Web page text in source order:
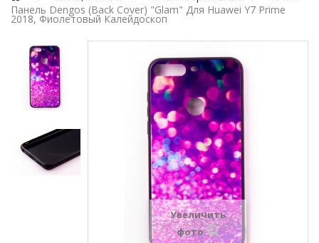
Панель Dengos (Back Cover) "Glam" Для Huawei Y7 Prime
2018, Фиолетовый Калейдоскоп
Увеличить
фото